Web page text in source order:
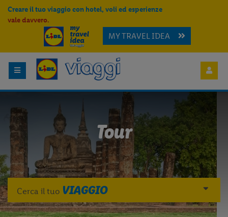
Creare il tuo viaggio con hotel, voli ed esperienze
vale davvero.
MY TRAVEL IDEA
Tour
Cerca il tuo VIAGGIO